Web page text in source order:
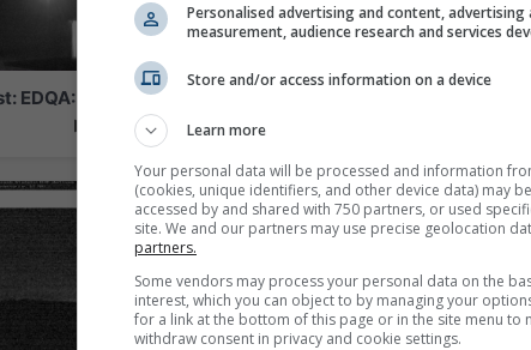
Distancia: 21.9 km
Personalised advertising and content, advertising
measurement, audience research and services
Store and/or access information on a device
Learn more
Your personal data will be processed and information
(cookies, unique identifiers, and other device data) may
accessed by and shared with 750 partners, or used
site. We and our partners may use precise geolocation
partners.
Some vendors may process your personal data on the
interest, which you can object to by managing your
for a link at the bottom of this page or in the site menu to
withdraw consent in privacy and cookie settings.